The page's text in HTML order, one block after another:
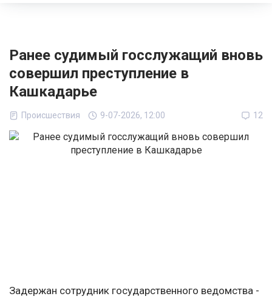
Ранее судимый госслужащий вновь
совершил преступление в
Кашкадарье
Происшествия 9-07-2026, 12:00 12
Задержан сотрудник государственного ведомства -